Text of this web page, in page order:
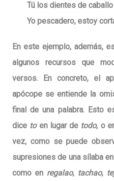
Tú los dientes de caballo
Yo pescadero, estoy
En este ejemplo, además,
algunos recursos que
versos. En concreto, el
apócope se entiende la
final de una palabra. Esto
dice to en lugar de todo, o
vez, como se puede
supresiones de una sílaba
como en regalao, tachao,